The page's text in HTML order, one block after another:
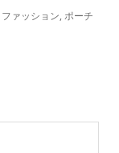
ファッション,ポーチ